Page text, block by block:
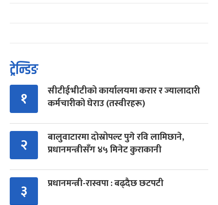
ट्रेन्डिङ
१
सीटीईभीटीको कार्यालयमा करार र ज्यालादारी
कर्मचारीको घेराउ (तस्वीरहरू)
२
बालुवाटारमा दोस्रोपल्ट पुगे रवि लामिछाने,
प्रधानमन्त्रीसँग ४५ मिनेट कुराकानी
३ प्रधानमन्त्री-रास्वपा : बढ्दैछ छटपटी